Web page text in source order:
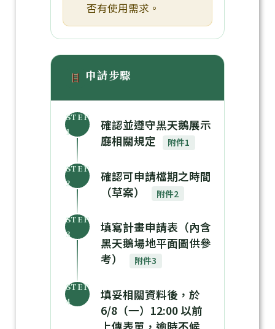
否有使用需求。
申請步驟
STEP
1
確認並遵守黑天鵝展示
廳相關規定
附件1
STEP
2
確認可申請檔期之時間
（草案）
附件2
STEP
3
填寫計畫申請表（內含
黑天鵝場地平面圖供參
考）
附件3
STEP
4
填妥相關資料後，於
6/8（一）12:00 以前